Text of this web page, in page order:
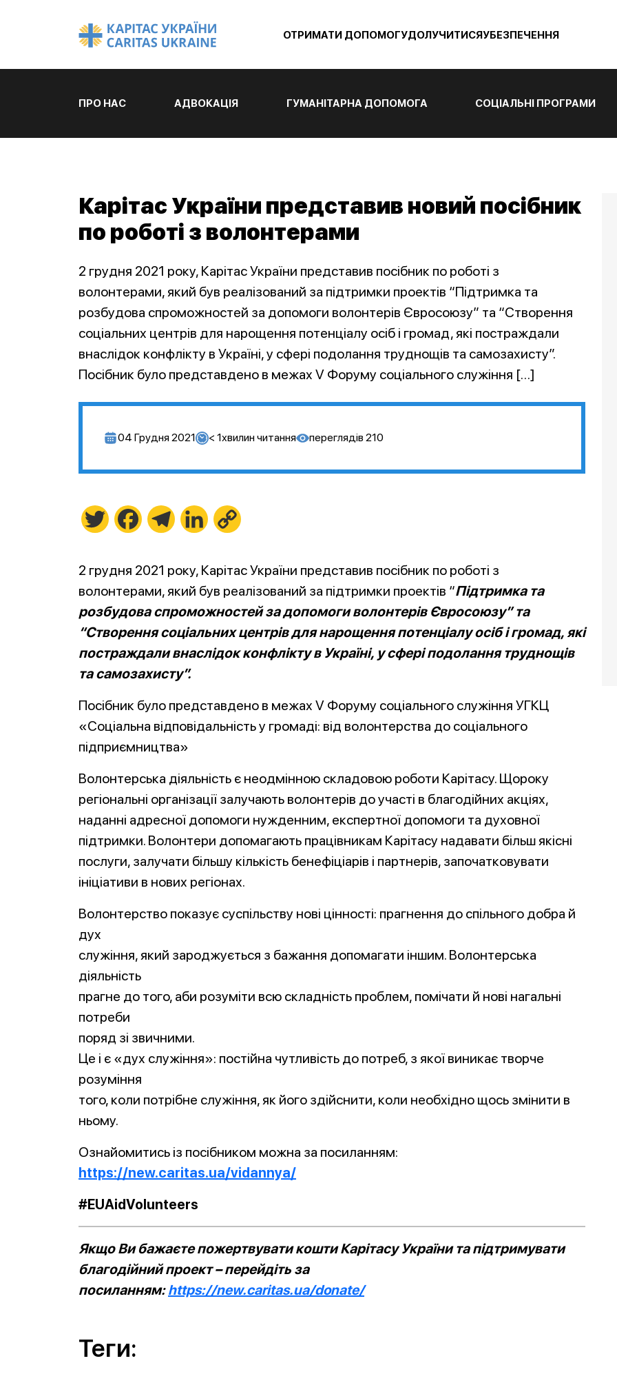
ОТРИМАТИ ДОПОМОГУДОЛУЧИТИСЯУБЕЗПЕЧЕННЯ
ПРО НАС АДВОКАЦІЯ ГУМАНІТАРНА ДОПОМОГА СОЦІАЛЬНІ ПРОГРАМИ
Карітас України представив новий посібник
по роботі з волонтерами
2 грудня 2021 року, Карітас України представив посібник по роботі з
волонтерами, який був реалізований за підтримки проектів “Підтримка та
розбудова спроможностей за допомоги волонтерів Євросоюзу” та “Створення
соціальних центрів для нарощення потенціалу осіб і громад, які постраждали
внаслідок конфлікту в Україні, у сфері подолання труднощів та самозахисту”.
Посібник було представдено в межах V Форуму соціального служіння […]
04 Грудня 2021 < 1хвилин читання переглядів 210
Twitter FacebookTelegramLinkedIn
2 грудня 2021 року, Карітас України представив посібник по роботі з
волонтерами, який був реалізований за підтримки проектів “Підтримка та
розбудова спроможностей за допомоги волонтерів Євросоюзу” та
“Створення соціальних центрів для нарощення потенціалу осіб і громад, які
постраждали внаслідок конфлікту в Україні, у сфері подолання труднощів
та самозахисту”.
Посібник було представдено в межах V Форуму соціального служіння УГКЦ
«Соціальна відповідальність у громаді: від волонтерства до соціального
підприємництва»
Волонтерська діяльність є неодмінною складовою роботи Карітасу. Щороку
регіональні організації залучають волонтерів до участі в благодійних акціях,
наданні адресної допомоги нужденним, експертної допомоги та духовної
підтримки. Волонтери допомагають працівникам Карітасу надавати більш якісні
послуги, залучати більшу кількість бенефіціарів і партнерів, започатковувати
ініціативи в нових регіонах.
Волонтерство показує суспільству нові цінності: прагнення до спільного добра й
дух
служіння, який зароджується з бажання допомагати іншим. Волонтерська
діяльність
прагне до того, аби розуміти всю складність проблем, помічати й нові нагальні
потреби
поряд зі звичними.
Це і є «дух служіння»: постійна чутливість до потреб, з якої виникає творче
розуміння
того, коли потрібне служіння, як його здійснити, коли необхідно щось змінити в
ньому.
Ознайомитись із посібником можна за посиланням:
https://new.caritas.ua/vidannya/
#EUAidVolunteers
Якщо Ви бажаєте пожертвувати кошти Карітасу України та підтримувати
благодійний проект – перейдіть за
посиланням:https://new.caritas.ua/donate/
Теги: